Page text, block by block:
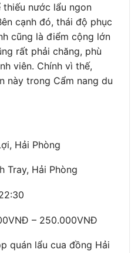
nước lẩu ngon
cạnh đó, thái độ phục
cũng là điểm cộng lớn
rất phải chăng, phù
viên. Chính vì thế,
này trong Cẩm nang du
Hải Phòng
Tray, Hải Phòng
– 250.000VNĐ
quán lẩu cua đồng Hải